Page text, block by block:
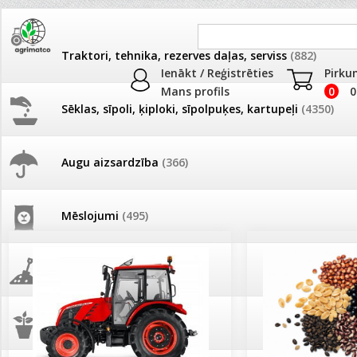
Ienākt / Reģistrēties
Mans profils
0
Traktori, tehnika, rezerves daļas, serviss (882)
Sēklas, sīpoli, ķiploki, sīpolpuķes, kartupeļi (4350)
Augu aizsardzība (366)
Mēslojumi (495)
Augsne, kūdra, mulča
Podi un kasetes(646)
JAUNUMI
Pašlasīšanas vietu katalogs
26.05. Vebinārs - Kā ierobežot
gliemežus piemājas dārzā un
Darba laiks Līgo svētkos
Ūdens piemērotības noteikšana
AKCIJAS
frēze + mulčieris +
AKCIJAS komplekts -
frontālais iekrāvējs
mulčieris + piekabe
AKCIJAS komplekts -
frēze + mulčieris